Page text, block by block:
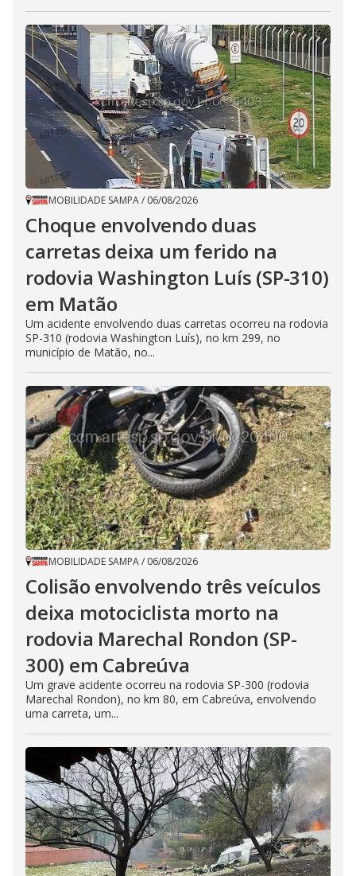
MOBILIDADE SAMPA/ 06/08/2026
Choque envolvendo duas
carretas deixa um ferido na
rodovia Washington Luís (SP-310)
em Matão
Um acidente envolvendo duas carretas ocorreu na rodovia
SP-310 (rodovia Washington Luís), no km 299, no
município de Matão, no...
MOBILIDADE SAMPA/ 06/08/2026
Colisão envolvendo três veículos
deixa motociclista morto na
rodovia Marechal Rondon (SP-
300) em Cabreúva
Um grave acidente ocorreu na rodovia SP-300 (rodovia
Marechal Rondon), no km 80, em Cabreúva, envolvendo
uma carreta, um...